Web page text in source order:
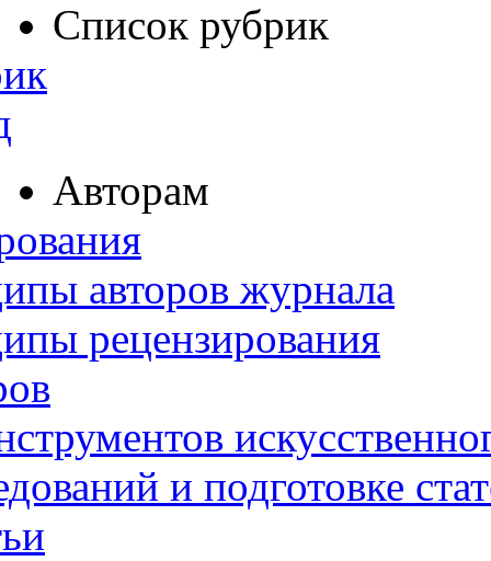
Список рубрик
Авторам
авторов журнала
рецензирования
и подготовке